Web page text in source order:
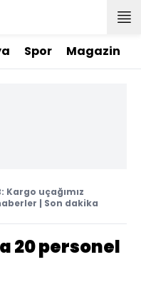
Spor Magazin
Kargo uçağımız
| Son dakika
20 personel